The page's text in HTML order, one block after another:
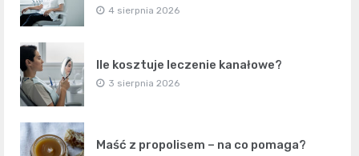
4 sierpnia 2026
Ile kosztuje leczenie kanałowe?
3 sierpnia 2026
Maść z propolisem – na co pomaga?